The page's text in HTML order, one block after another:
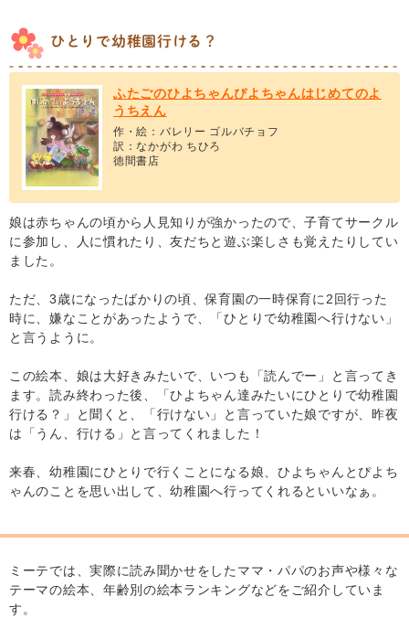
ひとりで幼稚園行ける？
ふたごのひよちゃんぴよちゃんはじめてのよ
うちえん
作・絵：バレリー ゴルバチョフ
訳：なかがわ ちひろ
徳間書店
娘は赤ちゃんの頃から人見知りが強かったので、子育てサークル
に参加し、人に慣れたり、友だちと遊ぶ楽しさも覚えたりしてい
ました。
ただ、3歳になったばかりの頃、保育園の一時保育に2回行った
時に、嫌なことがあったようで、「ひとりで幼稚園へ行けない」
と言うように。
この絵本、娘は大好きみたいで、いつも「読んでー」と言ってき
ます。読み終わった後、「ひよちゃん達みたいにひとりで幼稚園
行ける？」と聞くと、「行けない」と言っていた娘ですが、昨夜
は「うん、行ける」と言ってくれました！
来春、幼稚園にひとりで行くことになる娘、ひよちゃんとぴよち
ゃんのことを思い出して、幼稚園へ行ってくれるといいなぁ。
ミーテでは、実際に読み聞かせをしたママ・パパのお声や様々な
テーマの絵本、年齢別の絵本ランキングなどをご紹介していま
す。